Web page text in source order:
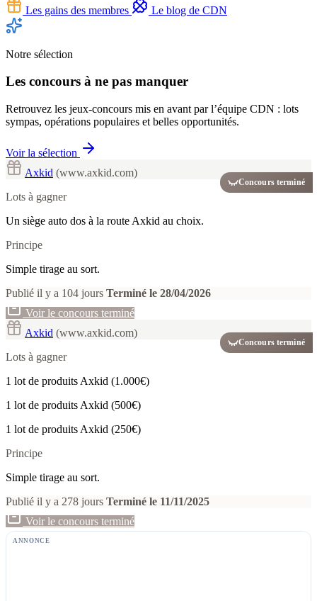
Les gains des membres Le blog de CDN
Notre sélection
Les concours à ne pas manquer
Retrouvez les jeux-concours mis en avant par l’équipe CDN : lots
sympas, opérations populaires et belles opportunités.
Voir la sélection
Concours terminé
Axkid (www.axkid.com)
Lots à gagner
Un siège auto dos à la route Axkid au choix.
Principe
Simple tirage au sort.
Publié il y a 104 jours Terminé le 28/04/2026
Voir le concours terminé
Concours terminé
Axkid (www.axkid.com)
Lots à gagner
1 lot de produits Axkid (1.000€)
1 lot de produits Axkid (500€)
1 lot de produits Axkid (250€)
Principe
Simple tirage au sort.
Publié il y a 278 jours Terminé le 11/11/2025
Voir le concours terminé
ANNONCE